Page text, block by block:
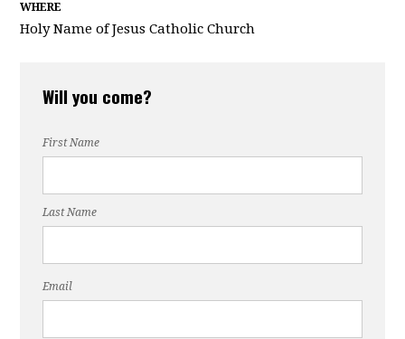
WHERE
Holy Name of Jesus Catholic Church
Will you come?
First Name
Last Name
Email